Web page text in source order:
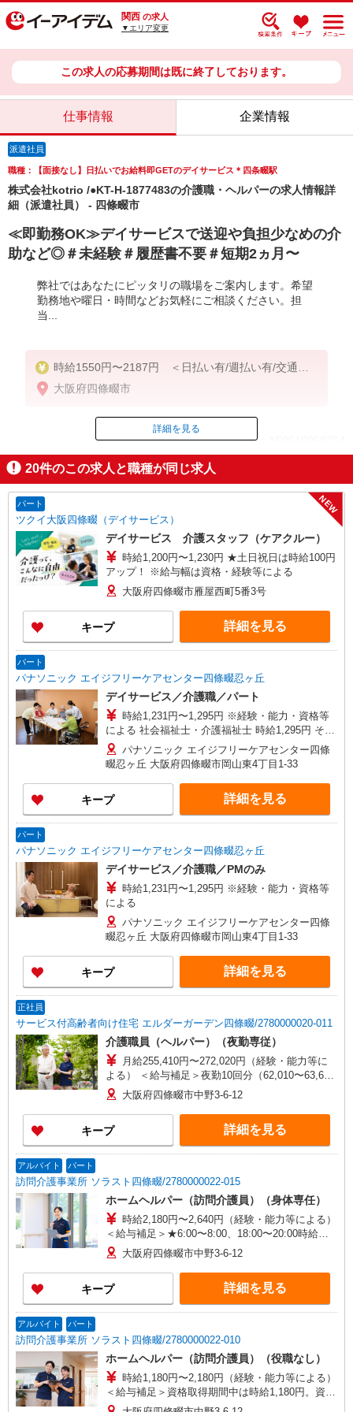
関西 の求人
▼エリア変更
この求人の応募期間は既に終了しております。
仕事情報 企業情報
派遣社員
職種：【面接なし】日払いでお給料即GETのデイサービス＊四条畷駅
株式会社kotrio /●KT-H-1877483の介護職・ヘルパーの求人情報詳
細（派遣社員） - 四條畷市
≪即勤務OK≫デイサービスで送迎や負担少なめの介
助など◎＃未経験＃履歴書不要＃短期2ヵ月〜
弊社ではあなたにピッタリの職場をご案内します。希望
勤務地や曜日・時間などお気軽にご相談ください。担
当...
時給1550円〜2187円 ＜日払い有/週払い有/交通費
全支給(ガソリン代含む)＞
大阪府四條畷市
ID：AE0610058704
掲載期間終了
詳細を見る
20件のこの求人と職種が同じ求人
パート
ツクイ大阪四條畷（デイサービス）
NEW
デイサービス 介護スタッフ（ケアクルー）
時給1,200円〜1,230円 ★土日祝日は時給100円
アップ！ ※給与幅は資格・経験等による
大阪府四條畷市雁屋西町5番3号
キープ 詳細を見る
パート
パナソニック エイジフリーケアセンター四條畷忍ヶ丘
デイサービス／介護職／パート
時給1,231円〜1,295円 ※経験・能力・資格等
による 社会福祉士・介護福祉士 時給1,295円 その
他資格 時給1,231円 ※一律処遇改善加算含む 〇時
間外勤務手当 〇土日祝勤務手当 〇無事故無違反表
彰金 〇年末年始勤務手当
パナソニック エイジフリーケアセンター四條
畷忍ヶ丘 大阪府四條畷市岡山東4丁目1-33
キープ 詳細を見る
パート
パナソニック エイジフリーケアセンター四條畷忍ヶ丘
デイサービス／介護職／PMのみ
時給1,231円〜1,295円 ※経験・能力・資格等
による
パナソニック エイジフリーケアセンター四條
畷忍ヶ丘 大阪府四條畷市岡山東4丁目1-33
キープ 詳細を見る
正社員
サービス付高齢者向け住宅 エルダーガーデン四條畷/2780000020-011
介護職員（ヘルパー）（夜勤専従）
月給255,410円〜272,020円（経験・能力等に
よる） ＜給与補足＞夜勤10回分（62,010〜63,620
円）含む。※夜勤1回あたり6,201〜6,362円（深夜
割増＋夜勤1手当）
大阪府四條畷市中野3-6-12
キープ 詳細を見る
アルバイト パート
訪問介護事業所 ソラスト四條畷/2780000022-015
ホームヘルパー（訪問介護員）（身体専任）
時給2,180円〜2,640円（経験・能力等による）
＜給与補足＞★6:00〜8:00、18:00〜20:00時給
UP！ 時給2,509円〜 ★日曜日はさらにUP！ 時給
2,640円〜
大阪府四條畷市中野3-6-12
キープ 詳細を見る
アルバイト パート
訪問介護事業所 ソラスト四條畷/2780000022-010
ホームヘルパー（訪問介護員）（役職なし）
時給1,180円〜2,180円（経験・能力等による）
＜給与補足＞資格取得期間中は時給1,180円。資格
取得後は、生活援助:時給1,780円〜/身体介護:時給